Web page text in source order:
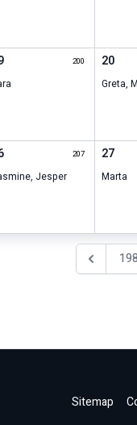
200 20
Greta,
207
, Jesper
27
Marta
Sitemap